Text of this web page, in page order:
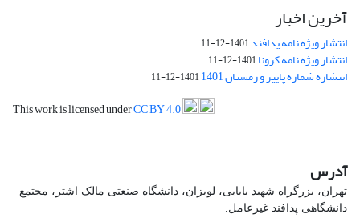
آخرین اخبار
انتشار ویژه نامه پدافند1401-12-11
انتشار ویژه نامه کرونا1401-12-11
انتشاره شماره پاییز و زمستان 1401 1401-12-11
This work is licensed underCC BY 4.0
آدرس
تهران، بزرگراه شهید بابایی، لویزان، دانشگاه صنعتی مالک اشتر، مجتمع
دانشگاهی پدافند غیرعامل.